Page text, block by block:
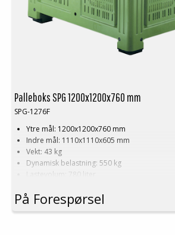
Palleboks SPG 1200x1200x760 mm
SPG-1276F
Ytre mål: 1200x1200x760 mm
Indre mål: 1110x1110x605 mm
Vekt: 43 kg
Dynamisk belastning: 550 kg
Lastevolum: 780 liter
Standardfarge: Grønn
Logistikk: 3 stk/pallplasser (120x120x240 cm)
På Forespørsel